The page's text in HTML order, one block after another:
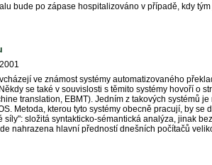
bude po zápase hospitalizováno v případě, kdy
ve známost systémy automatizovaného
se také v souvislosti s těmito systémy hovoří o
translation, EBMT). Jedním z takových systémů je
Metoda, kterou tyto systémy obecně pracují, by se
složitá syntakticko-sémantická analýza, jinak
nahrazena hlavní předností dnešních počítačů